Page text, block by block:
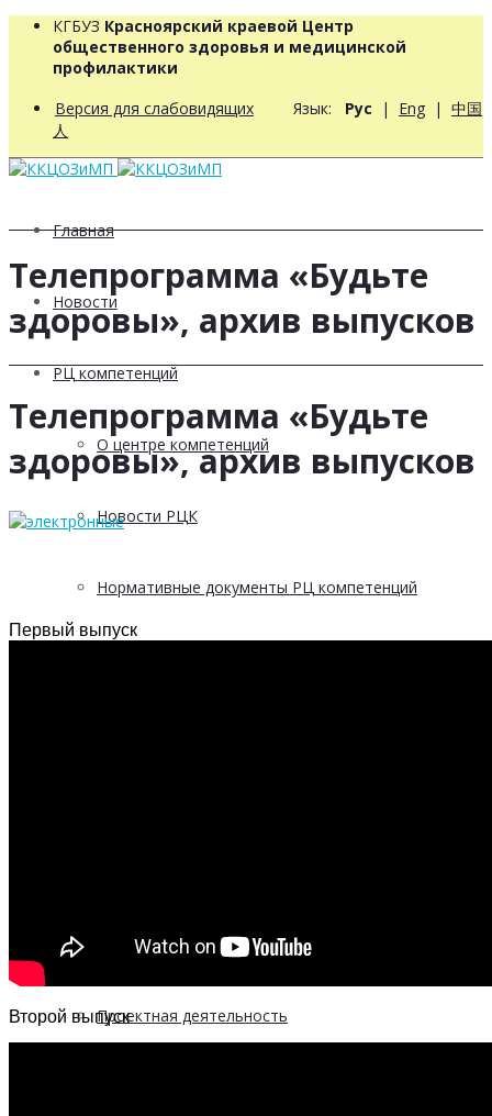
КГБУЗ Красноярский краевой Центр
общественного здоровья и медицинской
профилактики
Версия для слабовидящих Язык: Рус | Eng | 中国
人
Главная
Новости
РЦ компетенций
О центре компетенций
Новости РЦК
Нормативные документы РЦ компетенций
Проектная деятельность
Телепрограмма «Будьте
здоровы», архив выпусков
Телепрограмма «Будьте
здоровы», архив выпусков
Первый выпуск
Второй выпуск